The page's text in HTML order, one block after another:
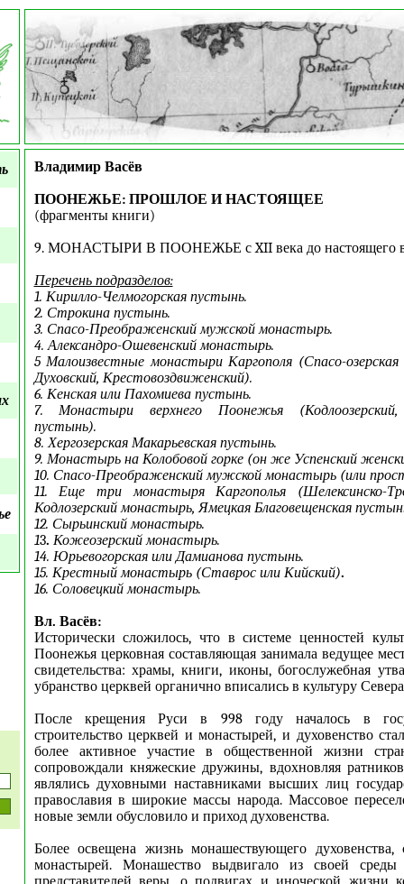
Владимир Васёв
ПООНЕЖЬЕ: ПРОШЛОЕ И НАСТОЯЩЕЕ
(фрагменты книги)
9. МОНАСТЫРИ В ПООНЕЖЬЕ с XII века до настоящего
Перечень подразделов:
1. Кирилло-Челмогорская пустынь.
2. Строкина пустынь.
3. Спасо-Преображенский мужской монастырь.
4. Александро-Ошевенский монастырь.
5 Малоизвестные монастыри Каргополя (Спасо-
Духовский, Крестовоздвиженский).
6. Кенская или Пахомиева пустынь.
7. Монастыри верхнего Поонежья (Кодлоозерский,
пустынь).
8. Хергозерская Макарьевская пустынь.
9. Монастырь на Колобовой горке (он же Успенский
10. Спасо-Преображенский мужской монастырь (или
11. Еще три монастыря Каргополья (Шелексинско-
Кодлозерский монастырь, Ямецкая Благовещенская
12. Сырьинский монастырь.
13. Кожеозерский монастырь.
14. Юрьевогорская или Дамианова пустынь.
15. Крестный монастырь (Ставрос или Кийский).
16. Соловецкий монастырь.
Вл. Васёв:
Исторически сложилось, что в системе ценностей
Поонежья церковная составляющая занимала ведущее
свидетельства: храмы, книги, иконы, богослужебная
убранство церквей органично вписались в культуру
После крещения Руси в 998 году началось в
строительство церквей и монастырей, и духовенство
более активное участие в общественной жизни
сопровождали княжеские дружины, вдохновляя
являлись духовными наставниками высших лиц
православия в широкие массы народа. Массовое
новые земли обусловило и приход духовенства.
Более освещена жизнь монашествующего
монастырей. Монашество выдвигало из своей среды